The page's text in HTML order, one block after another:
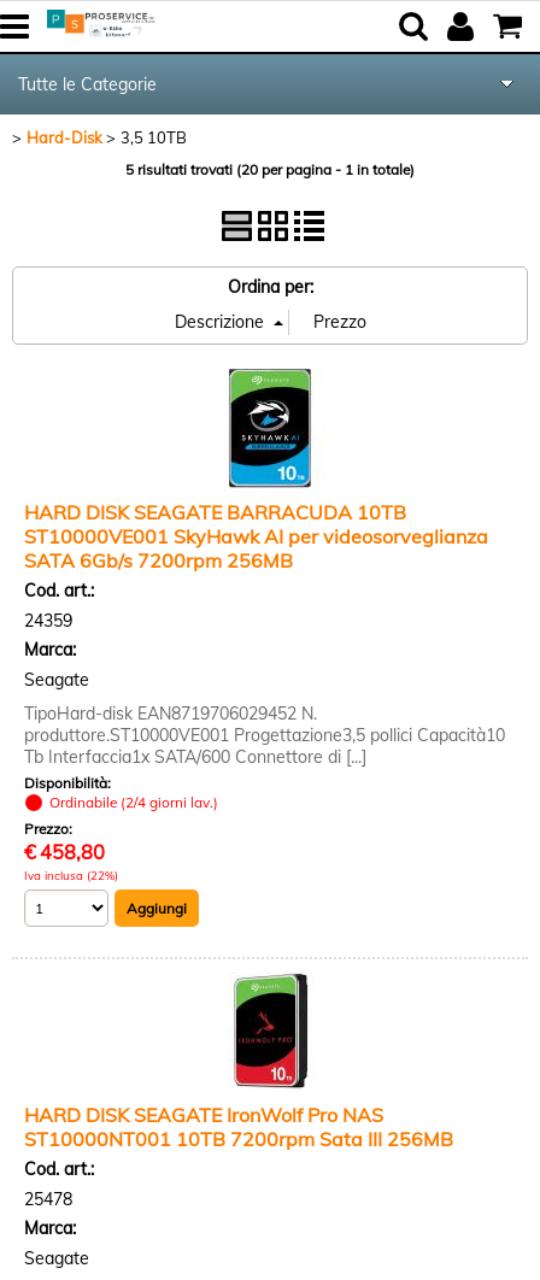
Tutte le Categorie
Componenti
Networking & Com.
Hard-Disk 3,5 10TB
5 risultati trovati (20 per pagina - 1 in totale)
Ordina per:
HARD DISK SEAGATE BARRACUDA 10TB
ST10000VE001 SkyHawk AI per videosorveglianza
SATA 6Gb/s 7200rpm 256MB
Cod. art.:
24359
Marca:
Seagate
TipoHard-disk EAN8719706029452 N.
produttore.ST10000VE001 Progettazione3,5 pollici Capacità10
Tb Interfaccia1x SATA/600 Connettore di [...]
Disponibilità:
Ordinabile (2/4 giorni lav.)
Prezzo:
€458,80
Iva inclusa (22%)
HARD DISK SEAGATE IronWolf Pro NAS
ST10000NT001 10TB 7200rpm Sata III 256MB
Cod. art.:
25478
Marca:
Seagate